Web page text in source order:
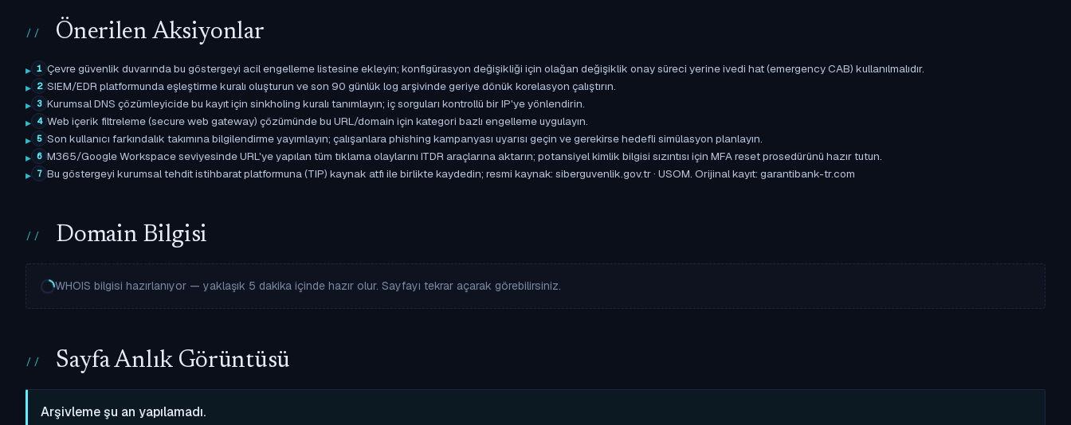
Önerilen Aksiyonlar
1 Çevre güvenlik duvarında bu göstergeyi acil engelleme listesine ekleyin; konfigürasyon değişikliği için olağan değişiklik onay süreci yerine ivedi hat (emergency CAB) kullanılmalıdır.
2 SIEM/EDR platformunda eşleştirme kuralı oluşturun ve son 90 günlük log arşivinde geriye dönük korelasyon çalıştırın.
3 Kurumsal DNS çözümleyicide bu kayıt için sinkholing kuralı tanımlayın; iç sorguları kontrollü bir IP'ye yönlendirin.
4 Web içerik filtreleme (secure web gateway) çözümünde bu URL/domain için kategori bazlı engelleme uygulayın.
5 Son kullanıcı farkındalık takımına bilgilendirme yayımlayın; çalışanlara phishing kampanyası uyarısı geçin ve gerekirse hedefli simülasyon planlayın.
6 M365/Google Workspace seviyesinde URL'ye yapılan tüm tıklama olaylarını ITDR araçlarına aktarın; potansiyel kimlik bilgisi sızıntısı için MFA reset prosedürünü hazır tutun.
7 Bu göstergeyi kurumsal tehdit istihbarat platformuna (TIP) kaynak atfı ile birlikte kaydedin; resmi kaynak: siberguvenlik.gov.tr · USOM. Orijinal kayıt: garantibank-tr.com
Domain Bilgisi
WHOIS bilgisi hazırlanıyor — yaklaşık 5 dakika içinde hazır olur. Sayfayı tekrar açarak görebilirsiniz.
Sayfa Anlık Görüntüsü
Arşivleme şu an yapılamadı.